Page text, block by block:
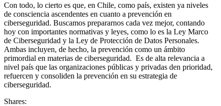
Con todo, lo cierto es que, en Chile, como país, existen ya niveles
de consciencia ascendentes en cuanto a prevención en
ciberseguridad. Buscamos prepararnos cada vez mejor, contando
hoy con importantes normativas y leyes, como lo es la Ley Marco
de Ciberseguridad y la Ley de Protección de Datos Personales.
Ambas incluyen, de hecho, la prevención como un ámbito
primordial en materias de ciberseguridad. Es de alta relevancia a
nivel país que las organizaciones públicas y privadas den prioridad,
refuercen y consoliden la prevención en su estrategia de
ciberseguridad.
Shares: